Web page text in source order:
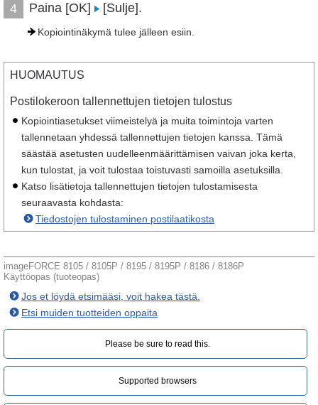
4 Paina [OK] [Sulje].
Kopiointinäkymä tulee jälleen esiin.
HUOMAUTUS
Postilokeroon tallennettujen tietojen tulostus
Kopiointiasetukset viimeistelyä ja muita toimintoja varten
tallennetaan yhdessä tallennettujen tietojen kanssa. Tämä
säästää asetusten uudelleenmäärittämisen vaivan joka kerta,
kun tulostat, ja voit tulostaa toistuvasti samoilla asetuksilla.
Katso lisätietoja tallennettujen tietojen tulostamisesta
seuraavasta kohdasta:
Tiedostojen tulostaminen postilaatikosta
imageFORCE 8105 / 8105P / 8195 / 8195P / 8186 / 8186P
Käyttöopas (tuoteopas)
Jos et löydä etsimääsi, voit hakea tästä.
Etsi muiden tuotteiden oppaita
Please be sure to read this.‎
Supported browsers